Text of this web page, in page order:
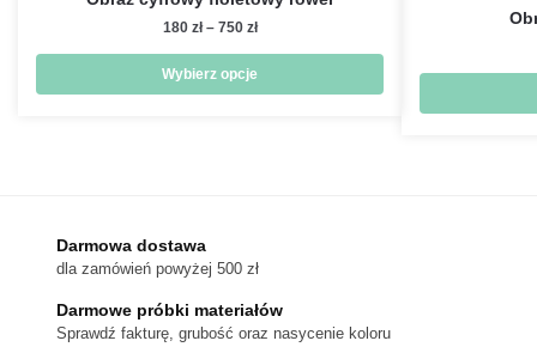
180 zł – 750 złZakres
od
180 zł
Wybierz opcje
można
wybrać
na
Darmowa dostawa
dla zamówień powyżej 500 zł
Darmowe próbki materiałów
Sprawdź fakturę, grubość oraz nasycenie koloru